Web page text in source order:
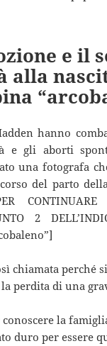
e il
alla
hanno
e gli aborti
una fotografa
del parto
CONTINUARE
2
chiamata perché
perdita di una
la
duro per essere